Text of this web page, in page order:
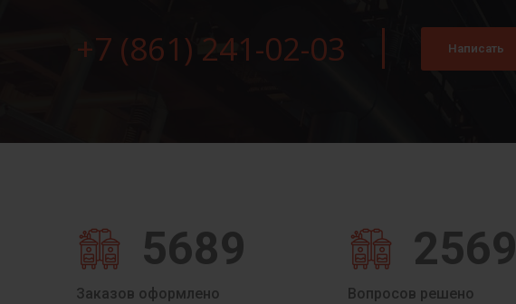
+7 (861) 241-02-03 Написать
5689
Заказов оформлено
2569
Вопросов решено